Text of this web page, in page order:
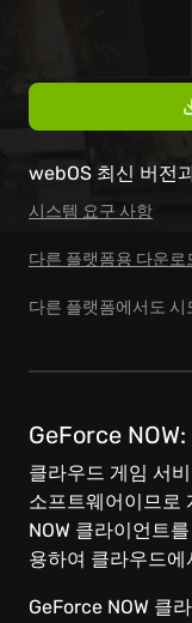
webOS 최신 버전
시스템 요구 사항
다른 플랫폼용 다운로
다른 플랫폼에서도
GeForce
클라우드 게임 서
소프트웨어이므로
NOW 클라이언트
용하여 클라우드
GeForce NOW 클